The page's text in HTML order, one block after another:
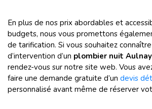
En plus de nos prix abordables et
budgets, nous vous promettons
de tarification. Si vous souhaitez
d’intervention d’un plombier nuit
rendez-vous sur notre site web. Vous
faire une demande gratuite d’un devis
personnalisé avant même de réserver